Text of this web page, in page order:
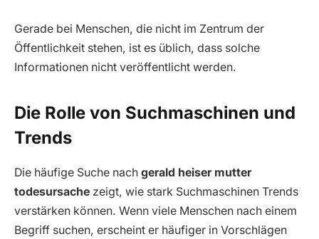
Gerade bei Menschen, die nicht im Zentrum der
Öffentlichkeit stehen, ist es üblich, dass solche
Informationen nicht veröffentlicht werden.
Die Rolle von Suchmaschinen und
Trends
Die häufige Suche nach gerald heiser mutter
todesursache zeigt, wie stark Suchmaschinen Trends
verstärken können. Wenn viele Menschen nach einem
Begriff suchen, erscheint er häufiger in Vorschlägen